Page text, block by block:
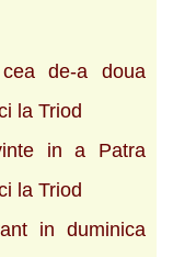
de-a doua
la Triod
in a Patra
la Triod
in duminica